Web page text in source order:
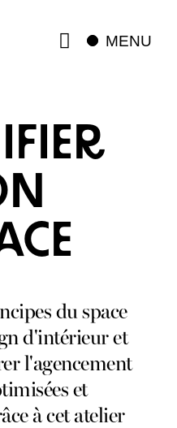
MENU
du space
d'intérieur et
l'agencement
et
à cet atelier